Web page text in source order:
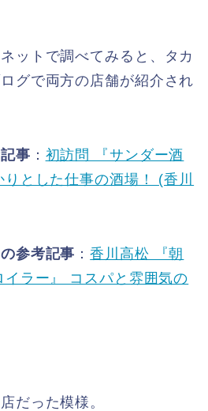
ットで調べてみると、タカ
グで両方の店舗が紹介され
事 ： 初訪問 『サンダー酒
とした仕事の酒場！ (香川
参考記事 ：香川高松 『朝
ラー』 コスパと雰囲気の
だった模様。